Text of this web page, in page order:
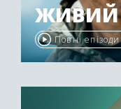
ЖИВИЙ
Повні епізоди